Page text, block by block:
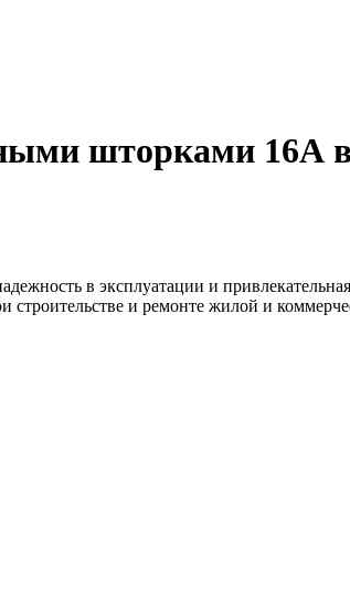
шторками 16А
в эксплуатации и
строительстве и ремонте жилой и